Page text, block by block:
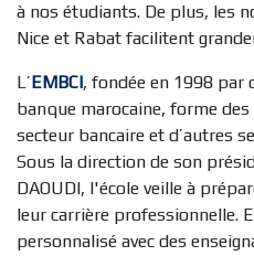
à nos étudiants. De plus, les
Nice et Rabat facilitent
L’EMBCI, fondée en 1998 par
banque marocaine, forme
secteur bancaire et d’autres
Sous la direction de son
DAOUDI, l'école veille à
leur carrière professionnelle.
personnalisé avec des